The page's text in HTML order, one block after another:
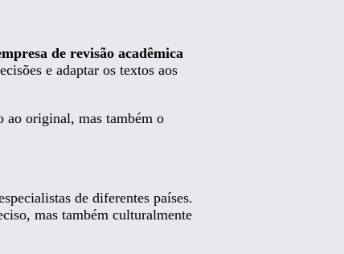
de revisão acadêmica
e adaptar os textos aos
ao original, mas também o
de diferentes países.
mas também culturalmente